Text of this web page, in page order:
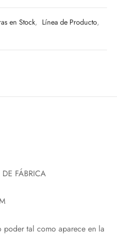
en Stock, Línea de Producto,
FÁBRICA
poder tal como aparece en la